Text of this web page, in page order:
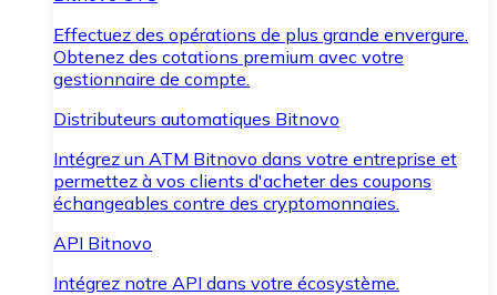
Effectuez des opérations de plus grande envergure.
Obtenez des cotations premium avec votre
gestionnaire de compte.
Distributeurs automatiques Bitnovo
Intégrez un ATM Bitnovo dans votre entreprise et
permettez à vos clients d'acheter des coupons
échangeables contre des cryptomonnaies.
API Bitnovo
Intégrez notre API dans votre écosystème.